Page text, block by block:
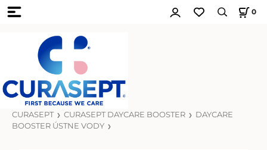
0
CURASEPT CURASEPT DAYCARE BOOSTER
DAYCARE
BOOSTER ÚSTNE VODY